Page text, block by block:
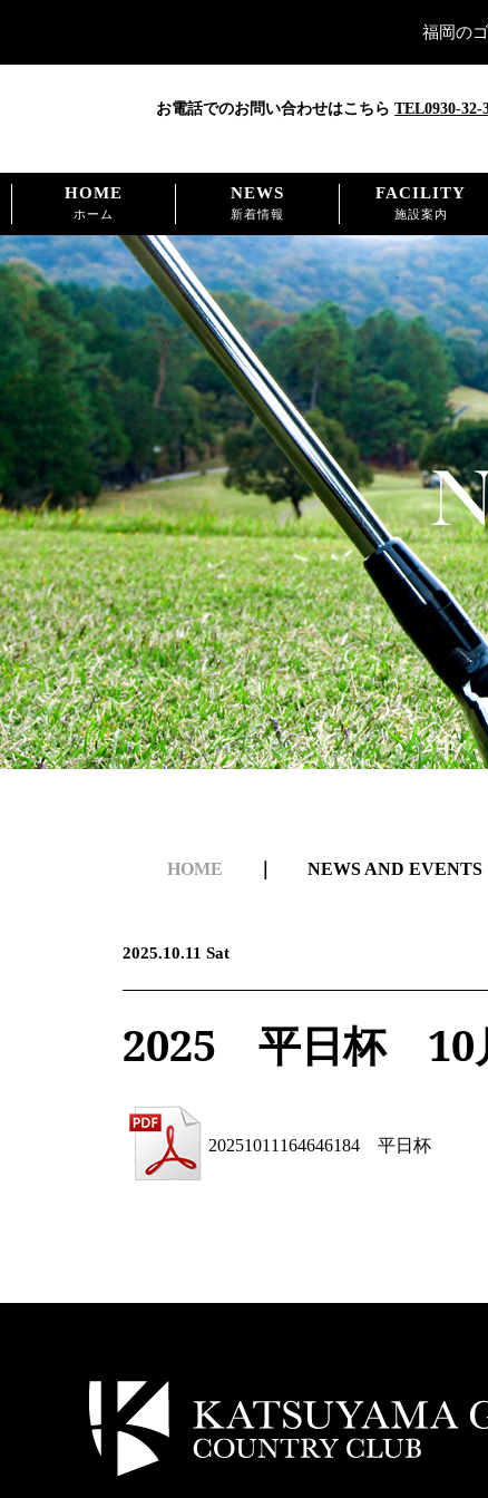
福岡の
お電話でのお問い合わせはこちらTEL0930-32-
HOME
ホーム
NEWS
新着情報
FACILITY
施設案内
HOME NEWS AND EVENTS
2025.10.11 Sat
2025 平日杯 10
20251011164646184 平日杯